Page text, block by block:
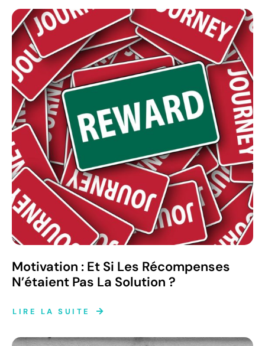
Motivation : Et Si Les Récompenses
N’étaient Pas La Solution ?
LIRE LA SUITE